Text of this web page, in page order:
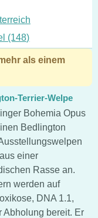
(148)
als einem
Terrier-Welpe
Bohemia Opus
Bedlington
einer
Rasse an.
werden auf
DNA 1.1,
Abholung bereit. Er